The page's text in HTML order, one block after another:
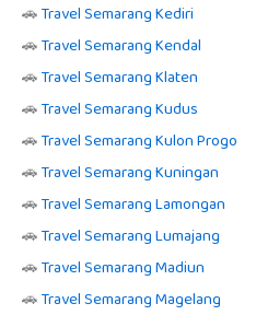
🚗Travel Semarang Kediri
🚗Travel Semarang Kendal
🚗Travel Semarang Klaten
🚗Travel Semarang Kudus
🚗Travel Semarang Kulon Progo
🚗Travel Semarang Kuningan
🚗Travel Semarang Lamongan
🚗Travel Semarang Lumajang
🚗Travel Semarang Madiun
🚗Travel Semarang Magelang